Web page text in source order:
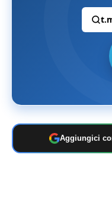
Aggiungici